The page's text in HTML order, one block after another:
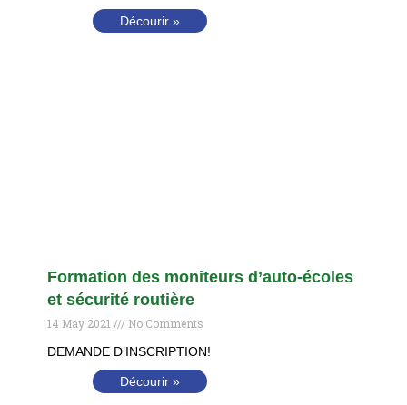
Décourir »
Formation des moniteurs d’auto-écoles
et sécurité routière
14 May 2021
No Comments
DEMANDE D’INSCRIPTION!
Décourir »